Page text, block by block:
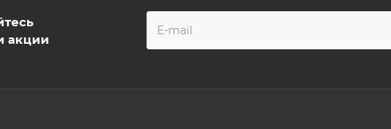
акции